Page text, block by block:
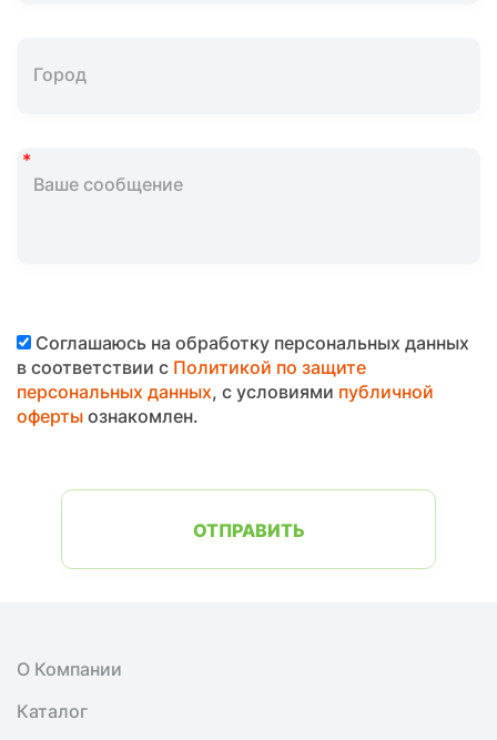
Соглашаюсь на обработку персональных данных
в соответствии с Политикой по защите
персональных данных, с условиями публичной
офертыознакомлен.
ОТПРАВИТЬ
О Компании
Каталог